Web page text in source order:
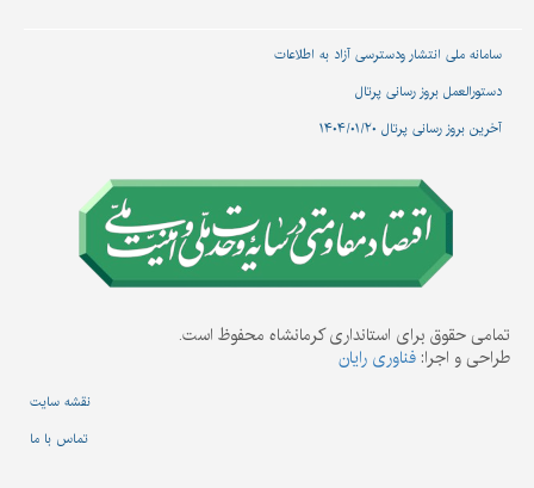
سامانه ملی انتشار و‌دسترسی آزاد به اطلاعات
دستورالعمل بروز رسانی پرتال
آخرین بروز رسانی پرتال ۱۴۰۴/۰۱/۲۰
تمامی حقوق برای استانداری کرمانشاه محفوظ است.
طراحی و اجرا: فناوری رایان
نقشه سایت
تماس با ما